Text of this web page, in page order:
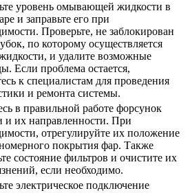
уровень омывающей жидкости в
и заправьте его при
Проверьте, не заблокирован
по которому осуществляется
и удалите возможные
Если проблема остается,
к специалистам для проведения
и ремонта системы.
в правильной работе форсунок
и их направленности. При
отрегулируйте их положение
покрытия фар. Также
состояние фильтров и очистите их
если необходимо.
электрическое подключение